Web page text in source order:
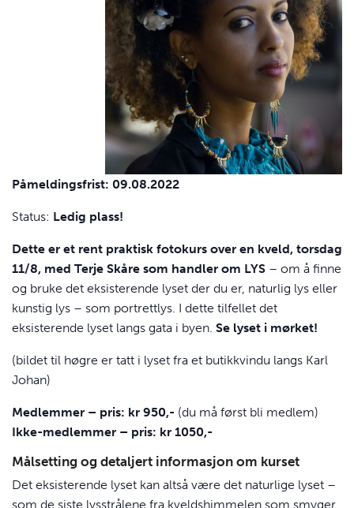
Påmeldingsfrist: 09.08.2022
Status: Ledig plass!
Dette er et rent praktisk fotokurs over en kveld, torsdag
11/8, med Terje Skåre som handler om LYS – om å finne
og bruke det eksisterende lyset der du er, naturlig lys eller
kunstig lys – som portrettlys. I dette tilfellet det
eksisterende lyset langs gata i byen. Se lyset i mørket!
(bildet til høgre er tatt i lyset fra et butikkvindu langs Karl
Johan)
Medlemmer – pris: kr 950,- (du må først bli medlem)
Ikke-medlemmer – pris: kr 1050,-
Målsetting og detaljert informasjon om kurset
Det eksisterende lyset kan altså være det naturlige lyset –
som de siste lysstrålene fra kveldshimmelen som smyger